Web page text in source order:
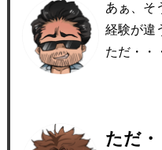
あぁ、そ
経験が違
ただ・・
ただ・